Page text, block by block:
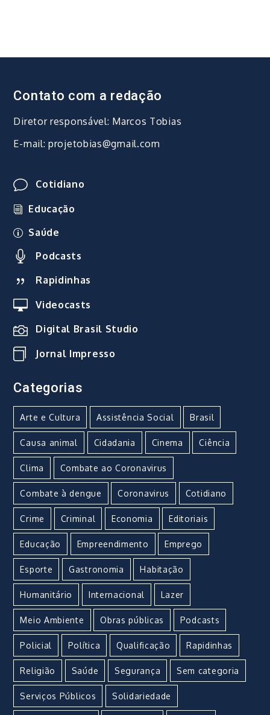
Contato com a redação
Diretor responsável: Marcos Tobias
E-mail: projetobias@gmail.com
Cotidiano
Educação
Saúde
Podcasts
Rapidinhas
Videocasts
Digital Brasil Studio
Jornal Impresso
Categorias
Arte e Cultura Assistência Social Brasil
Causa animal Cidadania Cinema Ciência
Clima Combate ao Coronavirus
Combate à dengue Coronavirus Cotidiano
Crime Criminal Economia Editoriais
Educação Empreendimento Emprego
Esporte Gastronomia Habitação
Humanitário Internacional Lazer
Meio Ambiente Obras públicas Podcasts
Policial Política Qualificação Rapidinhas
Religião Saúde Segurança Sem categoria
Serviços Públicos Solidariedade